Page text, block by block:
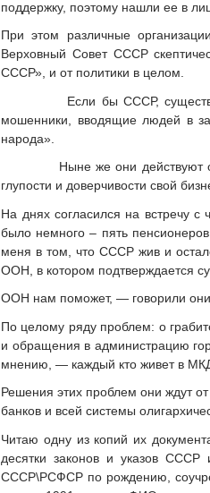
поддержку, поэтому нашли ее в
При этом различные
Верховный Совет СССР
СССР», и от политики в целом.
Если бы СССР, существование
мошенники, вводящие людей в
народа».
Ныне же они действуют
глупости и доверчивости свой
На днях согласился на встречу
было немного – пять
меня в том, что СССР жив и
ООН, в котором подтверждается
ООН нам поможет, — говорили
По целому ряду проблем: о
и обращения в администрацию
мнению, — каждый кто живет в
Решения этих проблем они ждут
банков и всей системы
Читаю одну из копий их
десятки законов и указов
СССР\РСФСР по рождению,